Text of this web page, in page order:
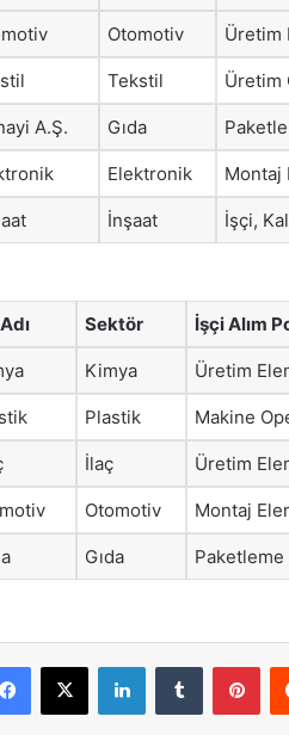
Otomotiv Üretim
Tekstil Üretim
A.Ş. Gıda
Elektronik Montaj
İnşaat İşçi,
Sektör İşçi Alım
Kimya Üretim
Plastik Makine
İlaç Üretim
Otomotiv Montaj
Gıda Paketleme
Facebook
X LinkedInTumblr